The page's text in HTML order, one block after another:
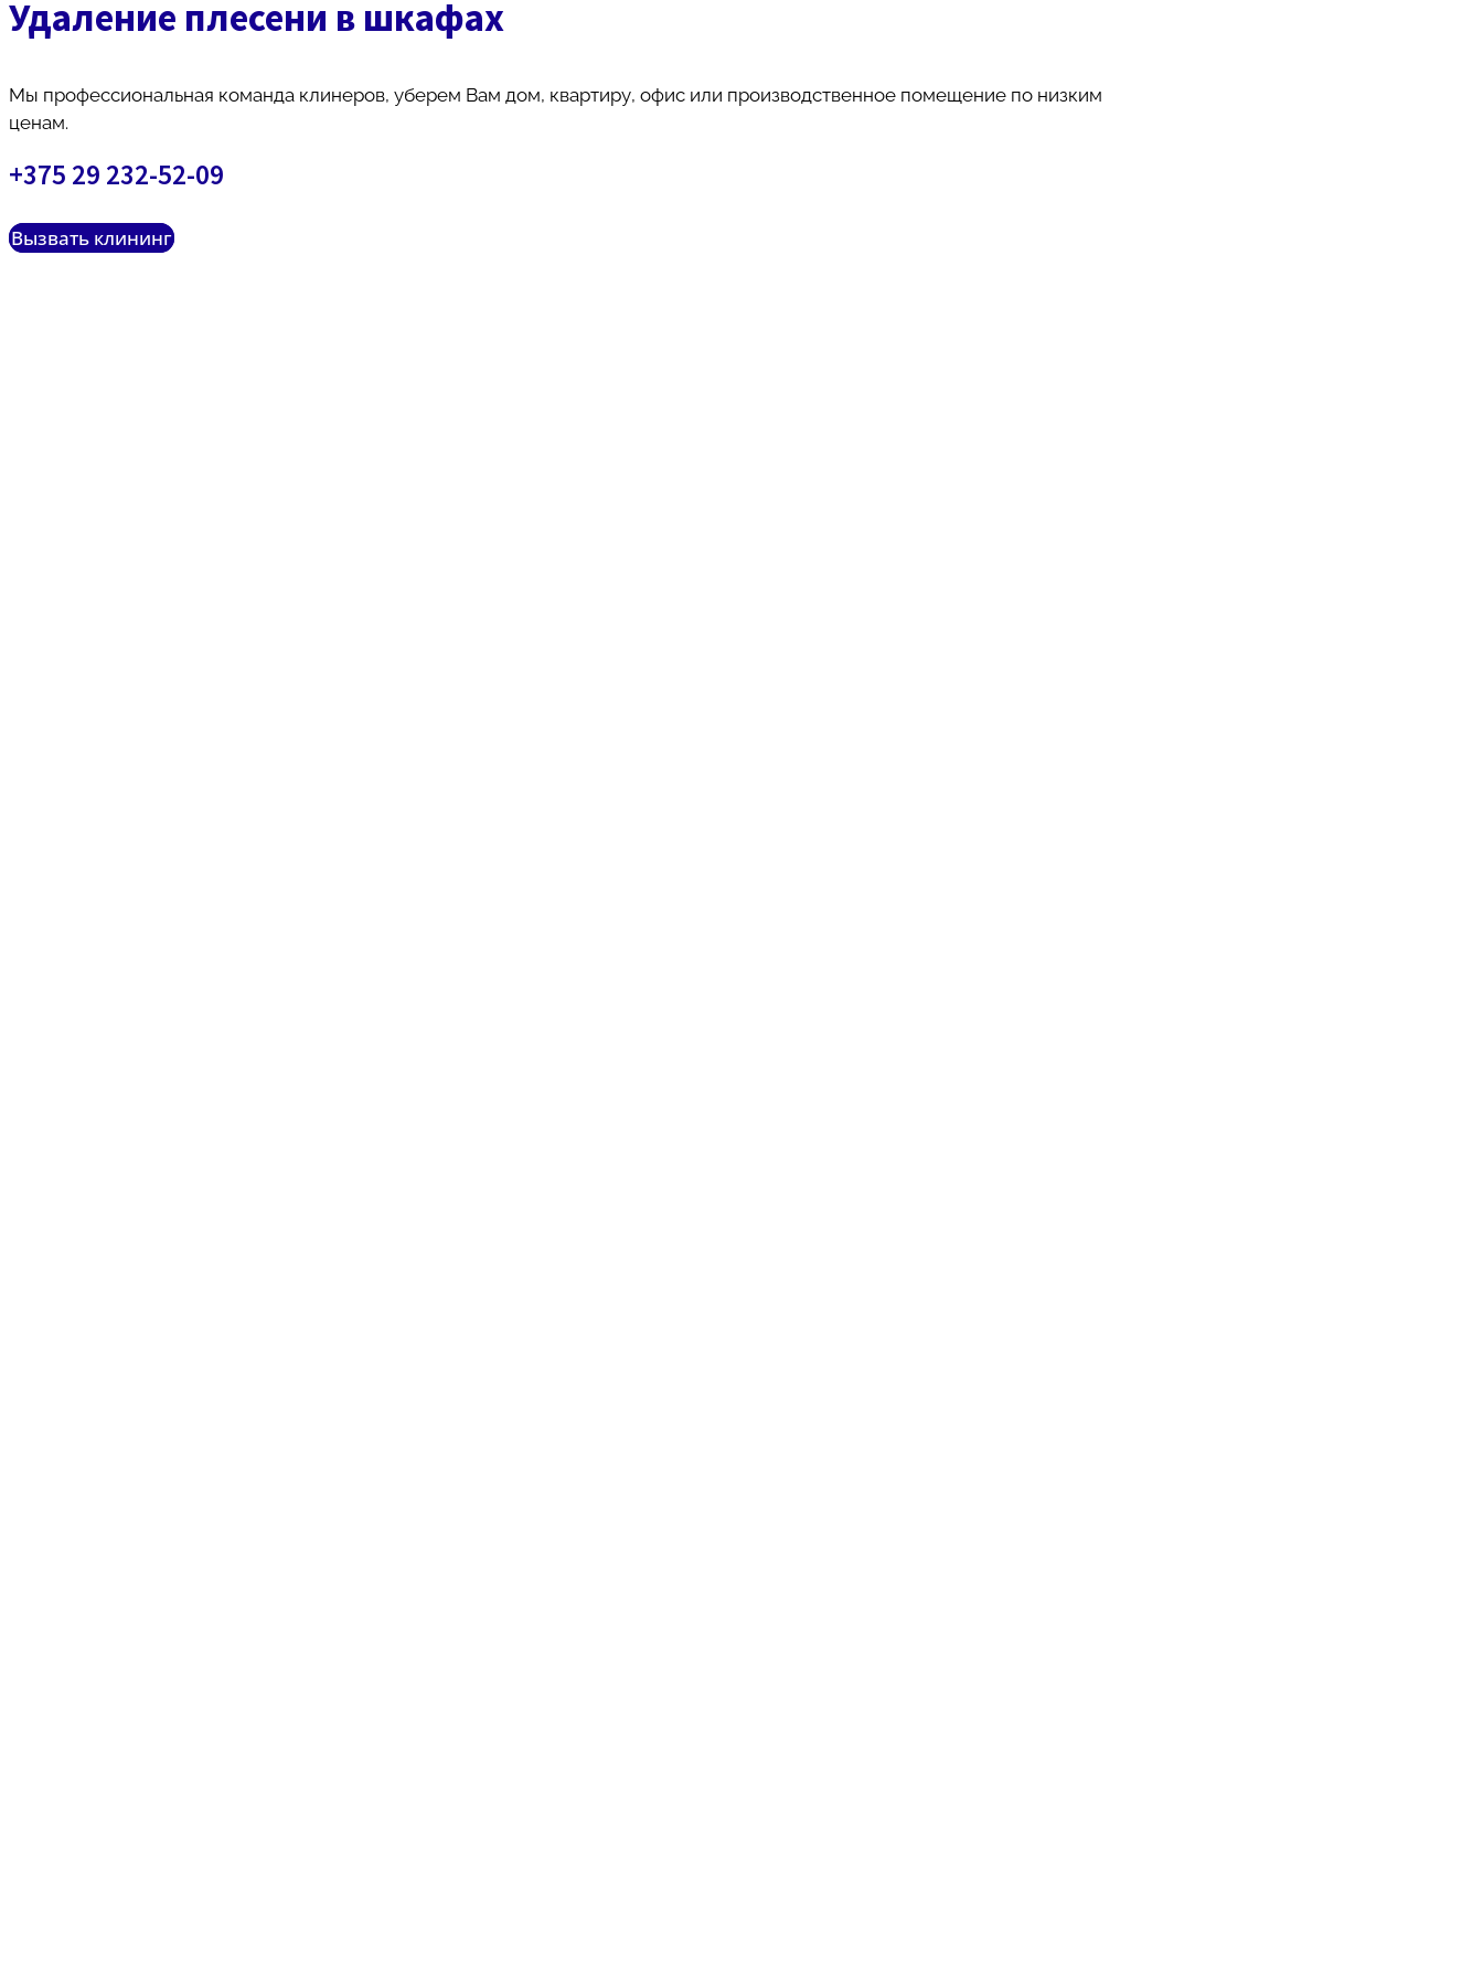
Удаление плесени в шкафах
Мы профессиональная команда клинеров, уберем Вам дом, квартиру, офис или производственное помещение по низким
ценам.
+375 29 232-52-09
Вызвать клининг